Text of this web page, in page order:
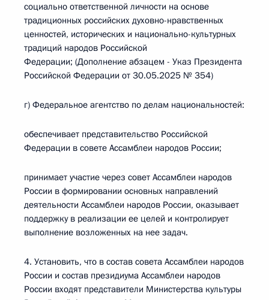
социально ответственной личности на основе
традиционных российских духовно-нравственных
ценностей, исторических и национально-культурных
традиций народов Российской
Федерации; (Дополнение абзацем - Указ Президента
Российской Федерации от 30.05.2025 № 354)
г) Федеральное агентство по делам национальностей:
обеспечивает представительство Российской
Федерации в совете Ассамблеи народов России;
принимает участие через совет Ассамблеи народов
России в формировании основных направлений
деятельности Ассамблеи народов России, оказывает
поддержку в реализации ее целей и контролирует
выполнение возложенных на нее задач.
4. Установить, что в состав совета Ассамблеи народов
России и состав президиума Ассамблеи народов
России входят представители Министерства культуры